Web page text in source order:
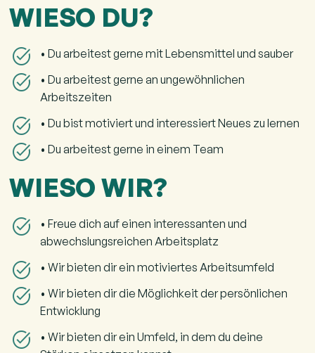
WIESO DU?
• Du arbeitest gerne mit Lebensmittel und sauber
• Du arbeitest gerne an ungewöhnlichen
Arbeitszeiten
• Du bist motiviert und interessiert Neues zu lernen
• Du arbeitest gerne in einem Team
WIESO WIR?
• Freue dich auf einen interessanten und
abwechslungsreichen Arbeitsplatz
• Wir bieten dir ein motiviertes Arbeitsumfeld
• Wir bieten dir die Möglichkeit der persönlichen
Entwicklung
• Wir bieten dir ein Umfeld, in dem du deine